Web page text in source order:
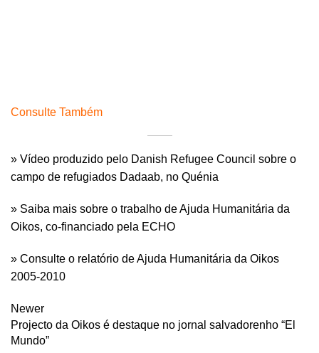
Consulte Também
» Vídeo produzido pelo Danish Refugee Council sobre o
campo de refugiados Dadaab, no Quénia
» Saiba mais sobre o trabalho de Ajuda Humanitária da
Oikos, co-financiado pela ECHO
» Consulte o relatório de Ajuda Humanitária da Oikos
2005-2010
Newer
Projecto da Oikos é destaque no jornal salvadorenho “El
Mundo”